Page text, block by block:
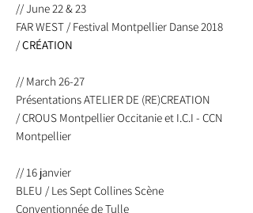
// June 22 & 23
FAR WEST / Festival Montpellier Danse 2018
/CRÉATION
// March 26-27
PrésentationsATELIER DE (RE)CREATION
/CROUS Montpellier Occitanie et I.C.I - CCN
Montpellier
// 16 janvier
BLEU / Les Sept Collines Scène
Conventionnée de Tulle